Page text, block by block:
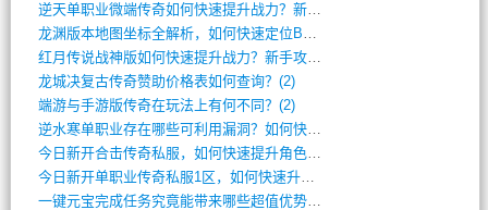
逆天单职业微端传奇如何快速提升战力？新手(4)
龙渊版本地图坐标全解析，如何快速定位BO(3)
红月传说战神版如何快速提升战力？新手攻略(3)
龙城决复古传奇赞助价格表如何查询？(2)
端游与手游版传奇在玩法上有何不同？(2)
逆水寒单职业存在哪些可利用漏洞？如何快速(1)
今日新开合击传奇私服，如何快速提升角色战(0)
今日新开单职业传奇私服1区，如何快速升级(0)
一键元宝完成任务究竟能带来哪些超值优势？(0)